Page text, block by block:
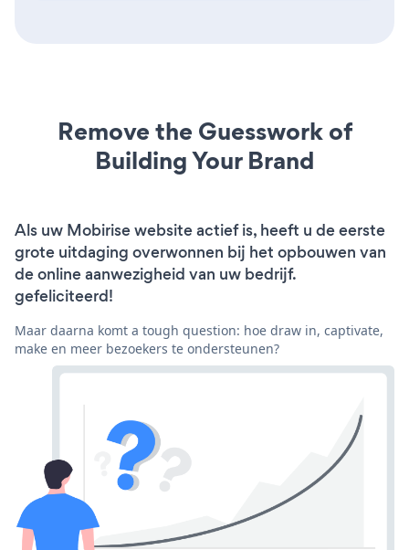
Remove the Guesswork of
Building Your Brand
Als uw Mobirise website actief is, heeft u de eerste
grote uitdaging overwonnen bij het opbouwen van
de online aanwezigheid van uw bedrijf.
gefeliciteerd!
Maar daarna komt a tough question: hoe draw in, captivate,
make en meer bezoekers te ondersteunen?